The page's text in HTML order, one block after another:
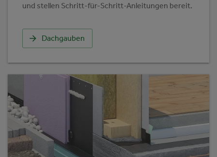
und stellen Schritt-für-Schritt-Anleitungen bereit.
Dachgauben